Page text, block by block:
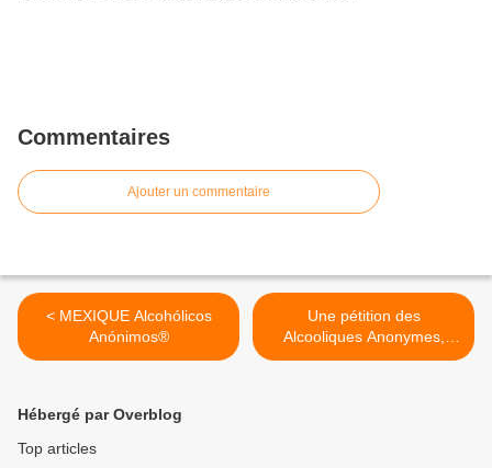
Commentaires
Ajouter un commentaire
< MEXIQUE Alcohólicos
Anónimos®
Une pétition des
Alcooliques Anonymes,
vraiment ? >
Hébergé par Overblog
Top articles